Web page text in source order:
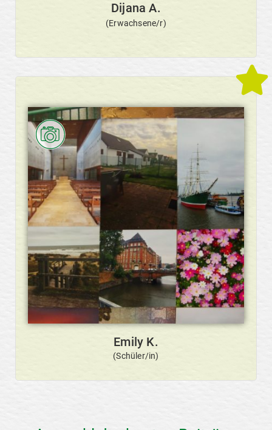
Dijana A.
(Erwachsene/r)
Emily K.
(Schüler/in)